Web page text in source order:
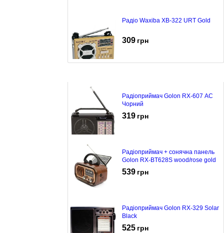
Радіо Waxiba XB-322 URT Gold
309 грн
Радіоприймач Golon RX-607 AC
Чорний
319 грн
Радіоприймач + сонячна панель
Golon RX-BT628S wood/rose gold
539 грн
Радіоприймач Golon RX-329 Solar
Black
525 грн